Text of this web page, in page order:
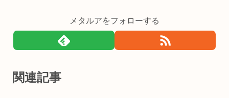
メタルアをフォローする
関連記事